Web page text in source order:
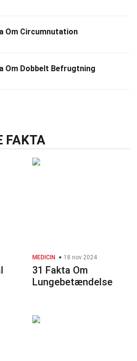
Om Circumnutation
Om Dobbelt Befrugtning
FAKTA
MEDICIN 18 nov 2024
31 Fakta Om
Lungebetændelse